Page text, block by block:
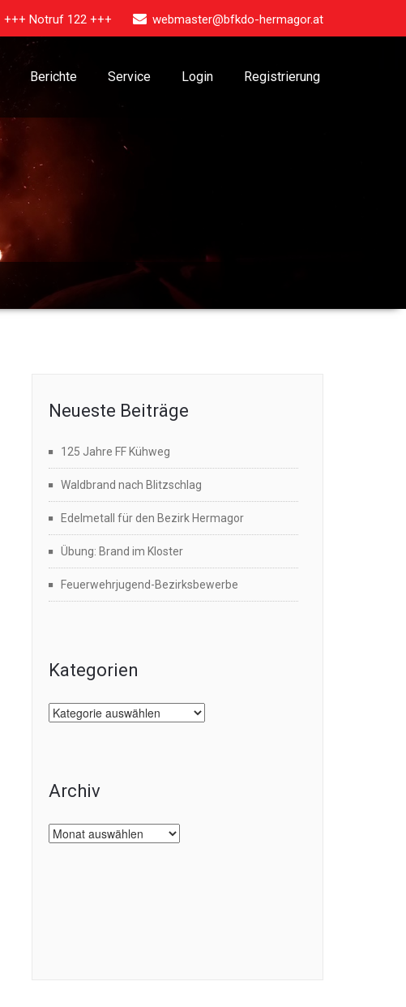
+++ Notruf 122 +++ webmaster@bfkdo-hermagor.at
Berichte Service Login Registrierung
Neueste Beiträge
125 Jahre FF Kühweg
Waldbrand nach Blitzschlag
Edelmetall für den Bezirk Hermagor
Übung: Brand im Kloster
Feuerwehrjugend-Bezirksbewerbe
Kategorien
Kategorien
Archiv
Archiv